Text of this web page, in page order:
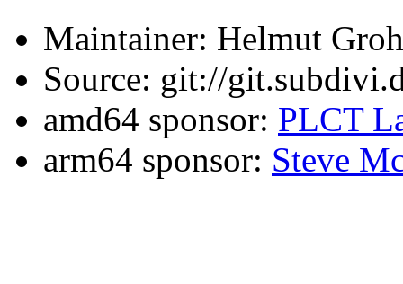
Maintainer: Helmut
Source: git://
amd64 sponsor: PLCT
arm64 sponsor: Steve